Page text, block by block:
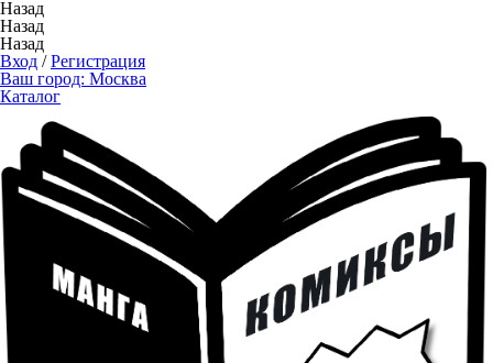
Назад
Назад
Назад
Вход /Регистрация
Ваш город: Москва
Каталог